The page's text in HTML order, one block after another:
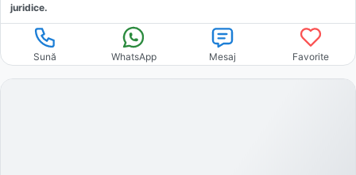
juridice.
Sună WhatsApp Mesaj Favorite